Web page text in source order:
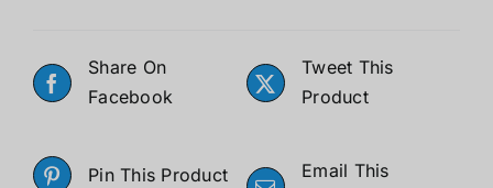
Share On
Facebook
Tweet This
Product
Pin This Product
Email This